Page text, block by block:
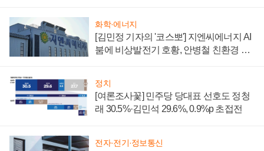
화학·에너지
[김민정 기자의 '코스뽀'] 지엔씨에너지 AI
붐에 비상발전기 호황, 안병철 친환경 에
정치
[여론조사꽃] 민주당 당대표 선호도 정청
래 30.5%·김민석 29.6%, 0.9%p 초접전
전자·전기·정보통신